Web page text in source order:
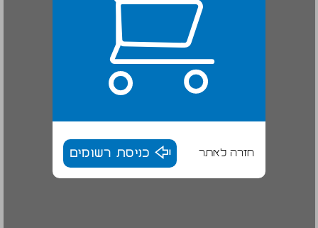
חזרה לאתר כניסת רשומים